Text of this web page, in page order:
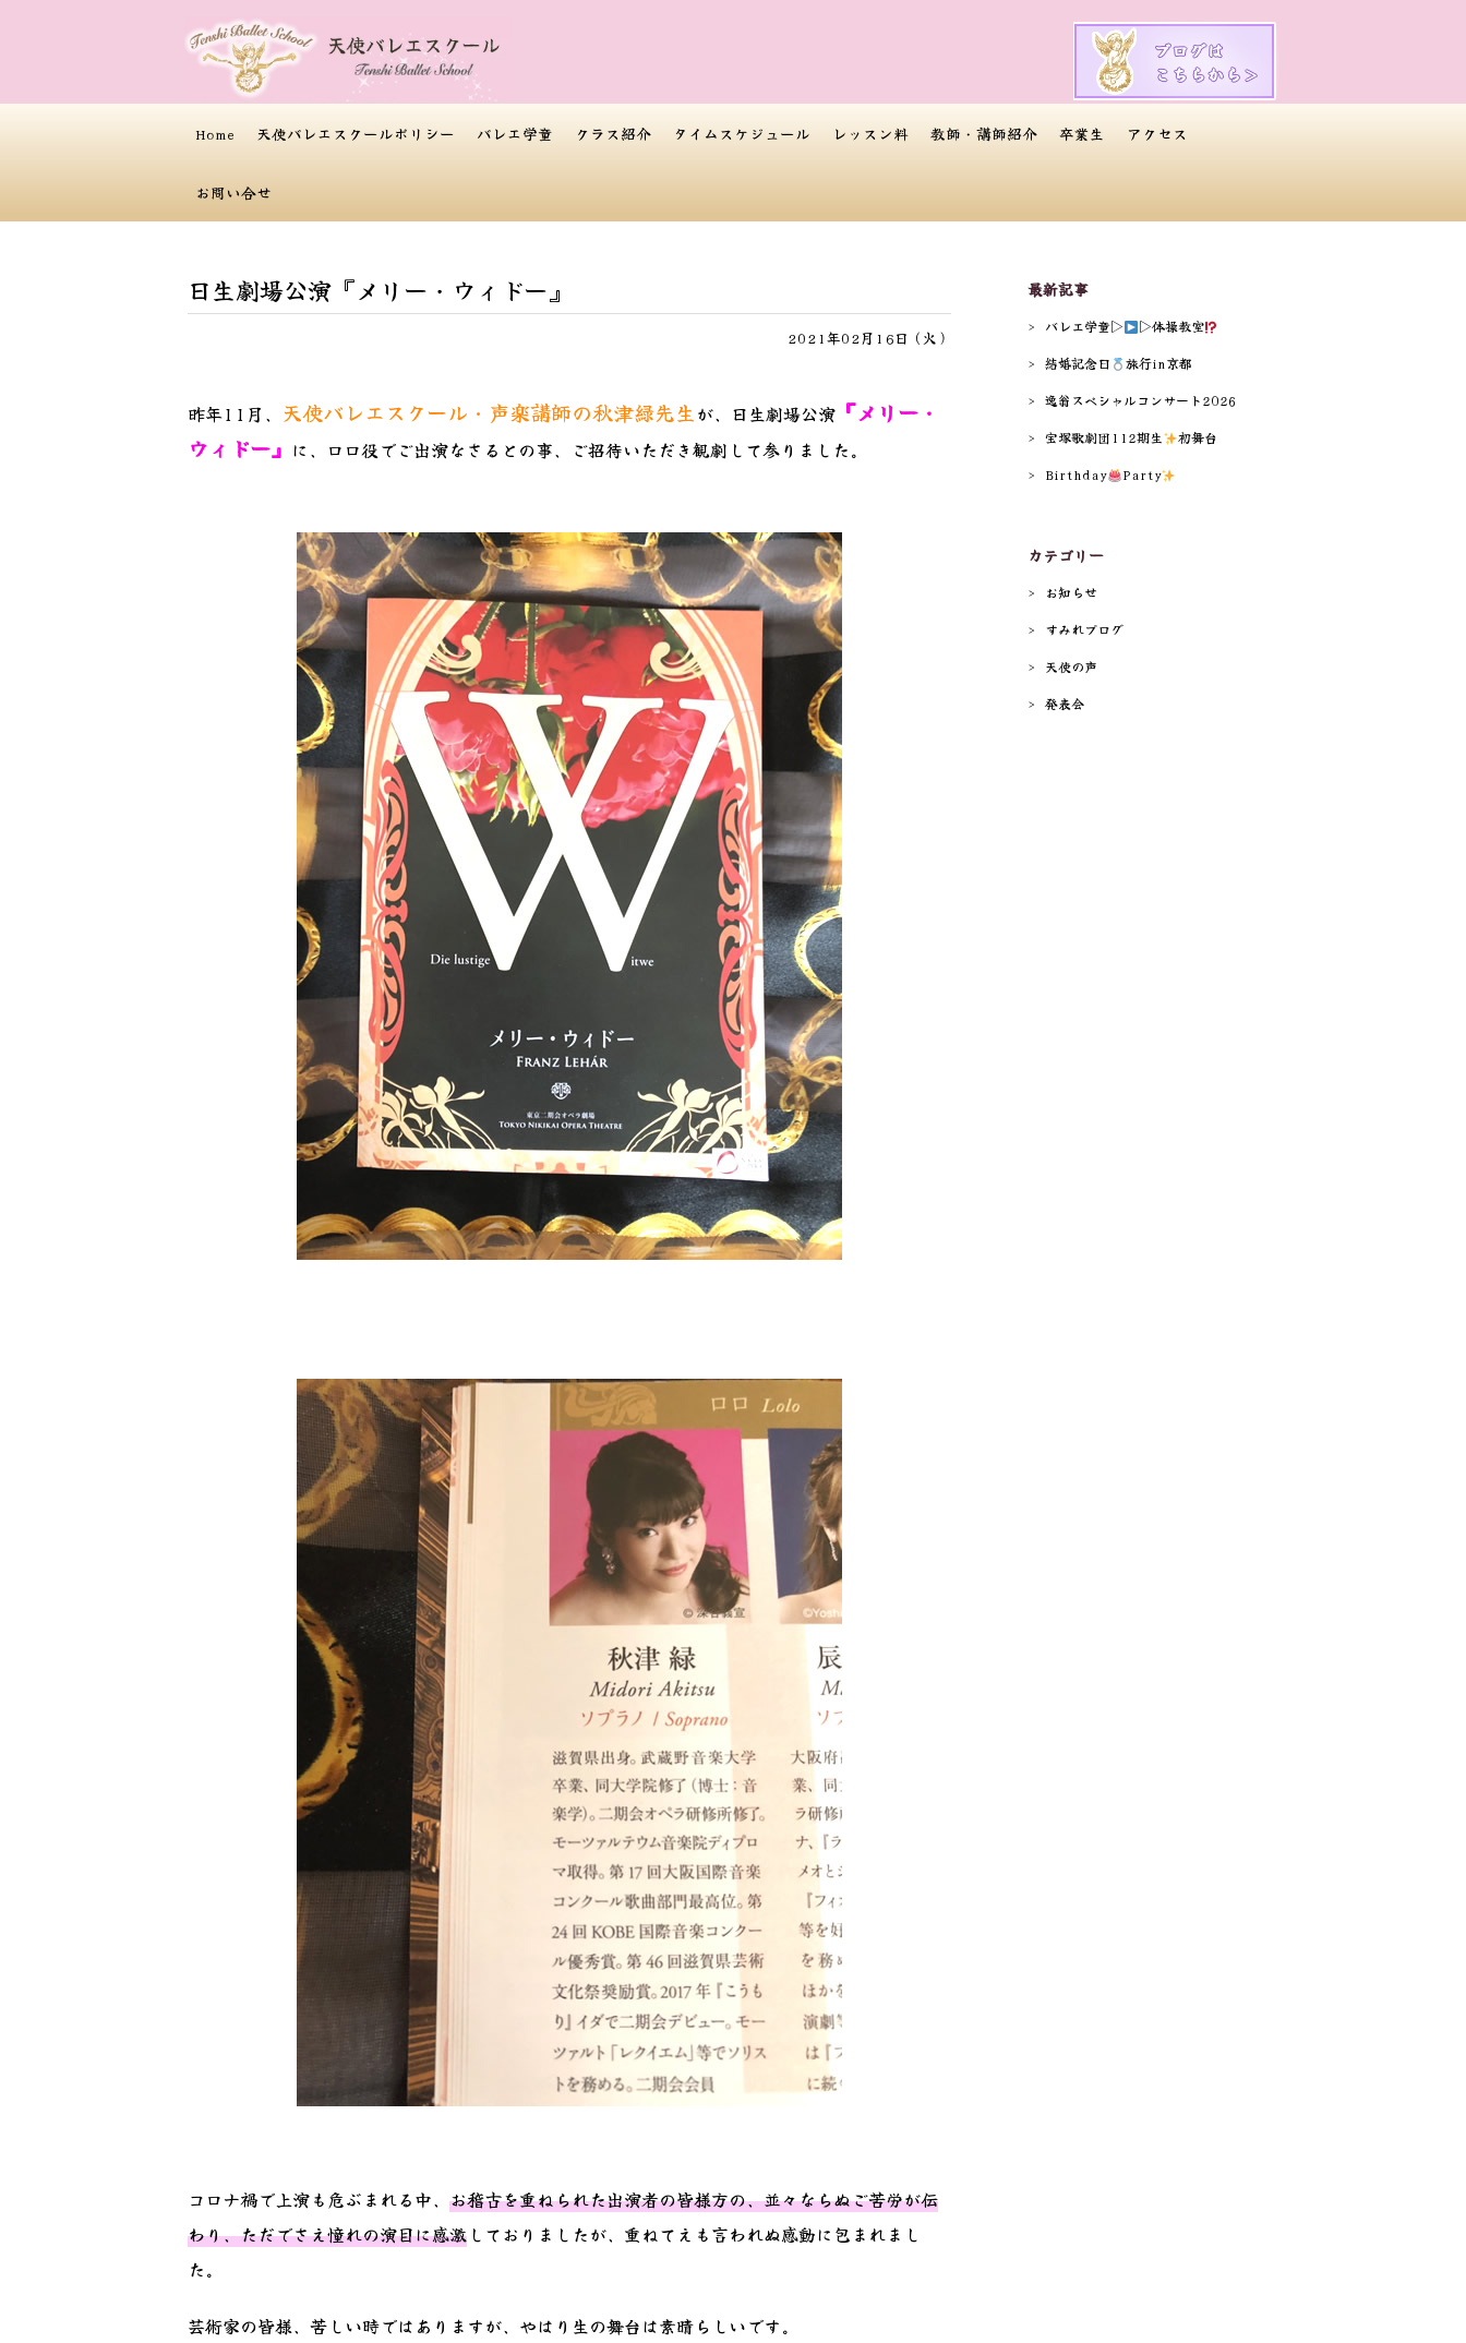
Home 天使バレエスクールポリシー バレエ学童 クラス紹介 タイムスケジュール レッスン料 教師・講師紹介 卒業生 アクセス
お問い合せ
日生劇場公演『メリー・ウィドー』
2021年02月16日（火）
昨年11月、 天使バレエスクール・声楽講師の秋津緑先生が、日生劇場公演 『メリー・
ウィドー』 に、ロロ役でご出演なさるとの事、ご招待いただき観劇して参りました。
コロナ禍で上演も危ぶまれる中、 お稽古を重ねられた出演者の皆様方の、並々ならぬご苦労が伝
わり、ただでさえ憧れの演目に感激 しておりましたが、重ねてえも言われぬ感動に包まれまし
た。
芸術家の皆様、苦しい時ではありますが、やはり生の舞台は素晴らしいです。
最新記事
バレエ学童▷
▷体操教室
結婚記念日
旅行in京都
逸翁スペシャルコンサート2026
宝塚歌劇団112期生
️初舞台
Birthday
Party
カテゴリー
お知らせ
すみれブログ
天使の声
発表会